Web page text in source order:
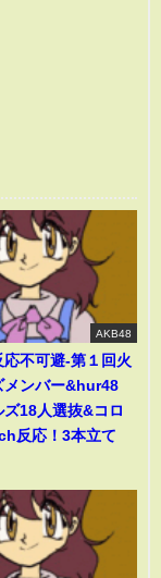
AKB48
応不可避-第１回火
メンバー&hur48
ズ18人選抜&コロ
反応！3本立て